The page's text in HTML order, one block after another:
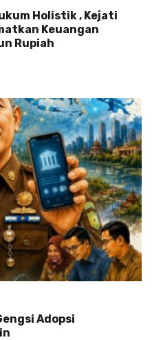
Holistik , Kejati
Keuangan
Rupiah
Adopsi